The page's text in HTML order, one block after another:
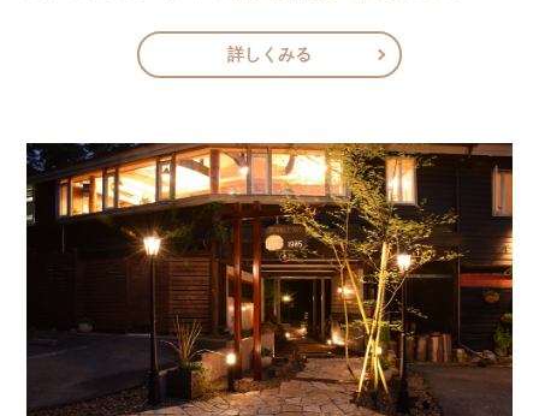
詳しくみる